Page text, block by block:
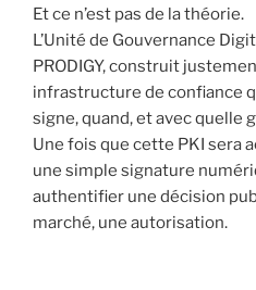
Et ce n’est pas de la théorie.
L’Unité de Gouvernance
PRODIGY, construit
infrastructure de confiance
signe, quand, et avec quelle
Une fois que cette PKI sera
une simple signature
authentifier une décision
marché, une autorisation.